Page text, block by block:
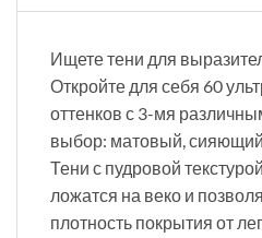
Ищете тени для
Откройте для себя 60
оттенков с 3-мя
выбор: матовый,
Тени с пудровой
ложатся на веко и
плотность покрытия от